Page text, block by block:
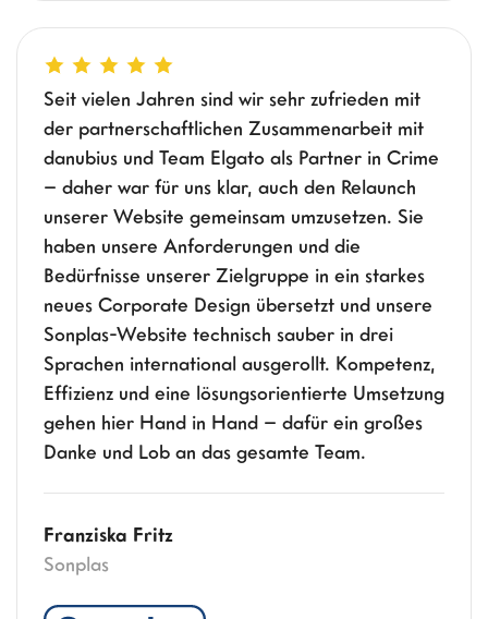
Seit vielen Jahren sind wir sehr zufrieden mit
der partnerschaftlichen Zusammenarbeit mit
danubius und Team Elgato als Partner in Crime
– daher war für uns klar, auch den Relaunch
unserer Website gemeinsam umzusetzen. Sie
haben unsere Anforderungen und die
Bedürfnisse unserer Zielgruppe in ein starkes
neues Corporate Design übersetzt und unsere
Sonplas-Website technisch sauber in drei
Sprachen international ausgerollt. Kompetenz,
Effizienz und eine lösungsorientierte Umsetzung
gehen hier Hand in Hand – dafür ein großes
Danke und Lob an das gesamte Team.
Franziska Fritz
Sonplas